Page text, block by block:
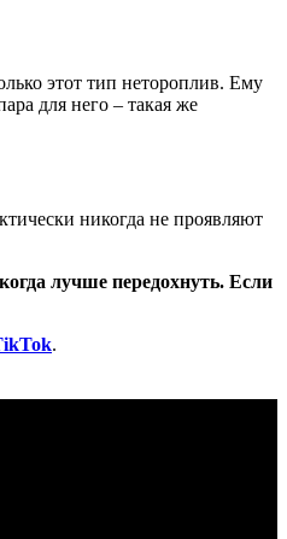
этот тип нетороплив. Ему
для него – такая же
никогда не проявляют
лучше передохнуть. Если
.